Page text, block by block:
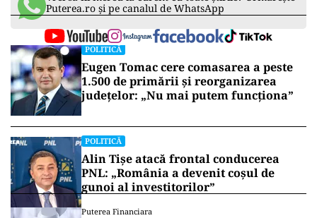
Puterea.ro și pe canalul de WhatsApp
POLITICĂ
Eugen Tomac cere comasarea a peste
1.500 de primării și reorganizarea
județelor: „Nu mai putem funcționa”
POLITICĂ
Alin Tișe atacă frontal conducerea
PNL: „România a devenit coșul de
gunoi al investitorilor”
Puterea Financiara